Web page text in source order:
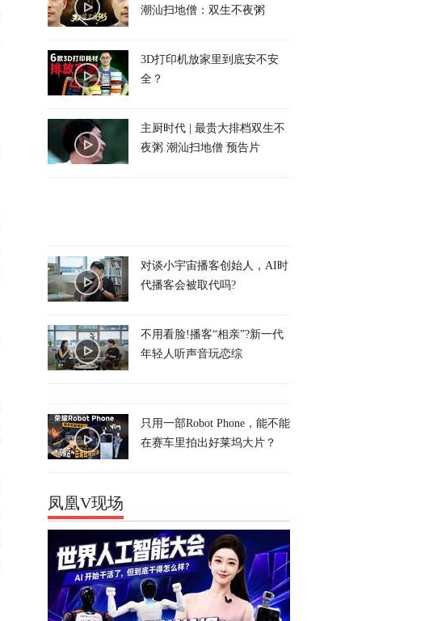
潮汕扫地僧：双生不夜粥
3D打印机放家里到底安不安
全？
主厨时代 | 最贵大排档双生不
夜粥 潮汕扫地僧 预告片
对谈小宇宙播客创始人，AI时
代播客会被取代吗?
不用看脸!播客“相亲”?新一代
年轻人听声音玩恋综
只用一部Robot Phone，能不能
在赛车里拍出好莱坞大片？
凤凰V现场